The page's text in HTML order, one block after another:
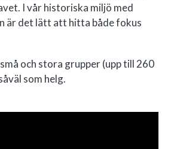
I vår historiska miljö med
är det lätt att hitta både fokus
och stora grupper (upp till 260
som helg.